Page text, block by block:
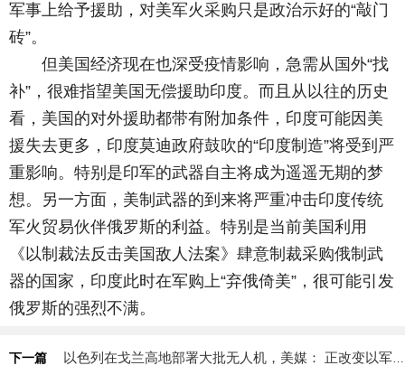
军事上给予援助，对美军火采购只是政治示好的“敲门
砖”。
但美国经济现在也深受疫情影响，急需从国外“找
补”，很难指望美国无偿援助印度。而且从以往的历史
看，美国的对外援助都带有附加条件，印度可能因美
援失去更多，印度莫迪政府鼓吹的“印度制造”将受到严
重影响。特别是印军的武器自主将成为遥遥无期的梦
想。另一方面，美制武器的到来将严重冲击印度传统
军火贸易伙伴俄罗斯的利益。特别是当前美国利用
《以制裁法反击美国敌人法案》肆意制裁采购俄制武
器的国家，印度此时在军购上“弃俄倚美”，很可能引发
俄罗斯的强烈不满。
下一篇 以色列在戈兰高地部署大批无人机，美媒： 正改变以军作战方式